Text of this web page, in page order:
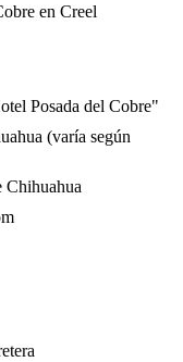
en Creel
Posada del Cobre"
(varía según
Chihuahua